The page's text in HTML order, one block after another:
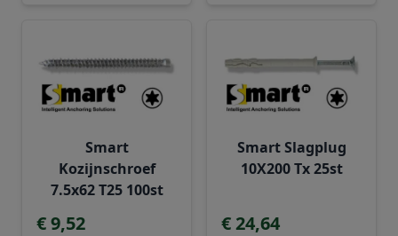
Smart
Kozijnschroef
7.5x62 T25 100st
€ 9,52
Smart Slagplug
10X200 Tx 25st
€ 24,64